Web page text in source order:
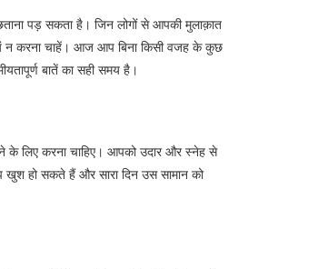
पड़ सकता है। जिन लोगों से आपकी मुलाक़ात
न करना चाहें। आज आप बिना किसी वजह के कुछ
बातें का सही समय है।
के लिए करना चाहिए। आपको उदार और स्नेह से
हो सकते हैं और सारा दिन उस सामान को